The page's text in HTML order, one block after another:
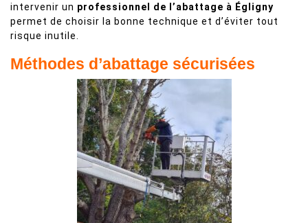
intervenir un professionnel de l’abattage à Égligny
permet de choisir la bonne technique et d’éviter tout
risque inutile.
Méthodes d’abattage sécurisées